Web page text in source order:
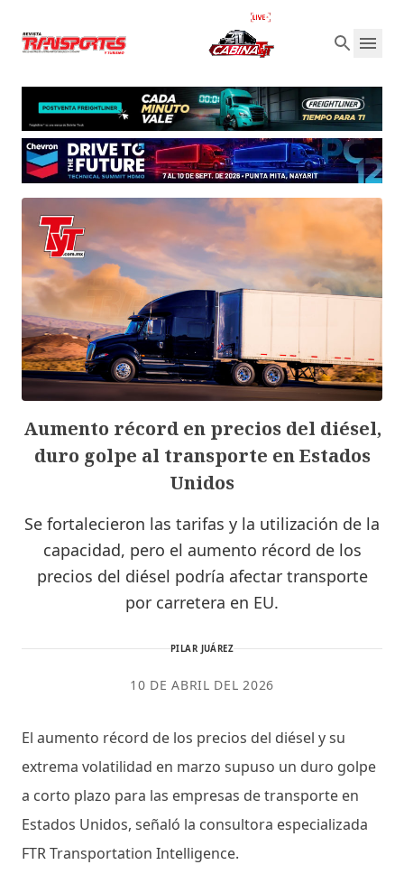
Aumento récord en precios del diésel,
duro golpe al transporte en Estados
Unidos
Se fortalecieron las tarifas y la utilización de la
capacidad, pero el aumento récord de los
precios del diésel podría afectar transporte
por carretera en EU.
PILAR JUÁREZ
10 DE ABRIL DEL 2026
El aumento récord de los precios del diésel y su
extrema volatilidad en marzo supuso un duro golpe
a corto plazo para las empresas de transporte en
Estados Unidos, señaló la consultora especializada
FTR Transportation Intelligence.